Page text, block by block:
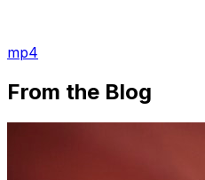
mp4
From the Blog